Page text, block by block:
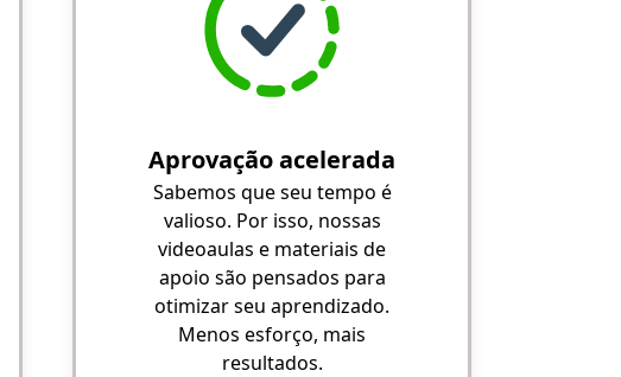
Aprovação acelerada
Sabemos que seu tempo é
valioso. Por isso, nossas
videoaulas e materiais de
apoio são pensados para
otimizar seu aprendizado.
Menos esforço, mais
resultados.